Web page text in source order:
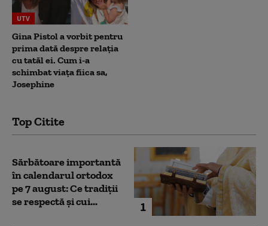
UTV
Gina Pistol a vorbit pentru
prima dată despre relația
cu tatăl ei. Cum i-a
schimbat viața fiica sa,
Josephine
Top Citite
1
Sărbătoare importantă
în calendarul ortodox
pe 7 august: Ce tradiții
se respectă și cui...